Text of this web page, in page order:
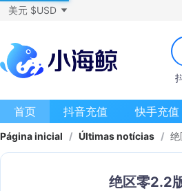
美元 $USD
首页 抖音充值 快手充值
Página inicial / Últimas notícias / 绝
绝区零2.2